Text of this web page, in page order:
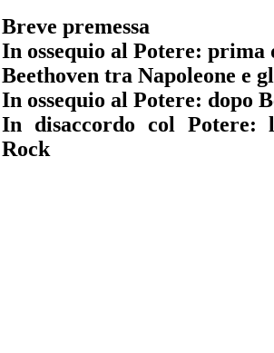
Breve premessa
In ossequio al Potere: prima
Beethoven tra Napoleone e
In ossequio al Potere: dopo
In disaccordo col Potere:
Rock